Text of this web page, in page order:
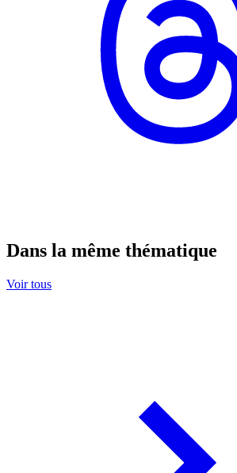
Dans la même thématique
Voir tous